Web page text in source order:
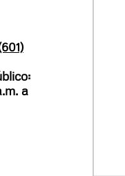
a